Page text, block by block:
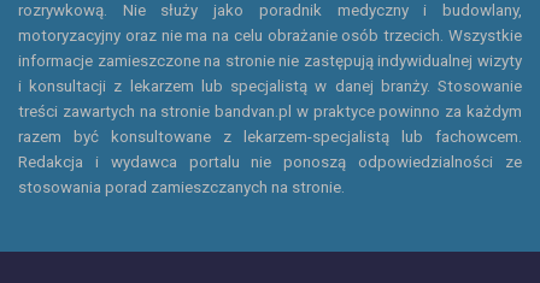
rozrywkową. Nie służy jako poradnik medyczny i budowlany,
motoryzacyjny oraz nie ma na celu obrażanie osób trzecich. Wszystkie
informacje zamieszczone na stronie nie zastępują indywidualnej wizyty
i konsultacji z lekarzem lub specjalistą w danej branży. Stosowanie
treści zawartych na stronie bandvan.pl w praktyce powinno za każdym
razem być konsultowane z lekarzem-specjalistą lub fachowcem.
Redakcja i wydawca portalu nie ponoszą odpowiedzialności ze
stosowania porad zamieszczanych na stronie.